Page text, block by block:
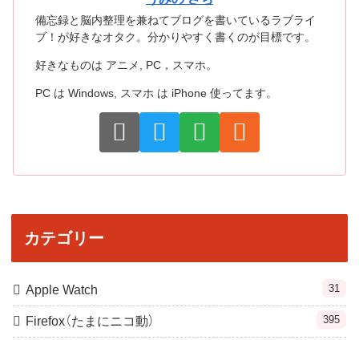
備忘録と脳内整理を兼ねてブログを書いているラブライ
ブ！が好きなオタク。分かりやすく書くのが目標です。
好きなものは アニメ, PC，スマホ。
PC は Windows, スマホ は iPhone 使ってます。
カテゴリー
Apple Watch 31
Firefox（たまにニコ動） 395